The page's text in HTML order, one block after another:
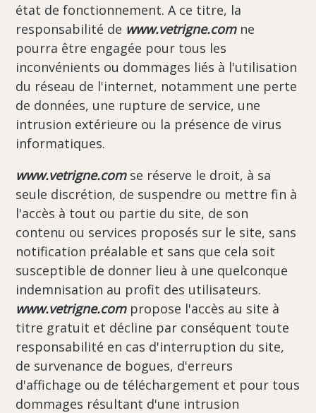
état de fonctionnement. A ce titre, la
responsabilité de www.vetrigne.comne
pourra être engagée pour tous les
inconvénients ou dommages liés à l'utilisation
du réseau de l'internet, notamment une perte
de données, une rupture de service, une
intrusion extérieure ou la présence de virus
informatiques.
www.vetrigne.comse réserve le droit, à sa
seule discrétion, de suspendre ou mettre fin à
l'accès à tout ou partie du site, de son
contenu ou services proposés sur le site, sans
notification préalable et sans que cela soit
susceptible de donner lieu à une quelconque
indemnisation au profit des utilisateurs.
www.vetrigne.compropose l'accès au site à
titre gratuit et décline par conséquent toute
responsabilité en cas d'interruption du site,
de survenance de bogues, d'erreurs
d'affichage ou de téléchargement et pour tous
dommages résultant d'une intrusion